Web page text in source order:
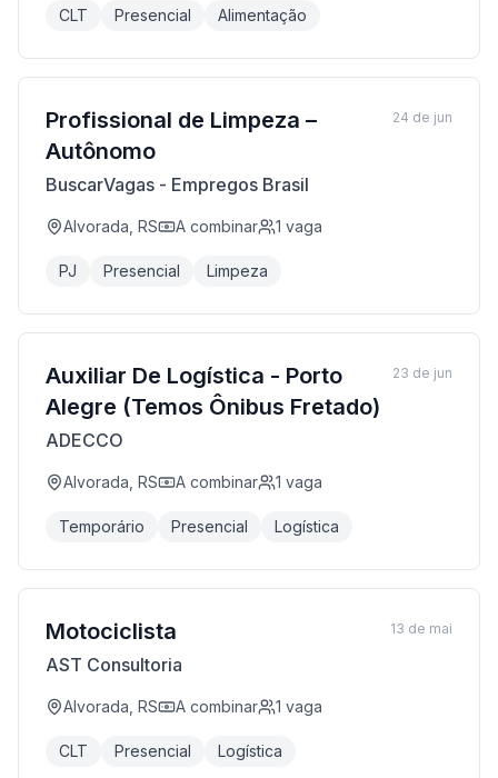
CLT Presencial Alimentação
Profissional de Limpeza –
Autônomo
BuscarVagas - Empregos Brasil
Alvorada, RS A combinar 1 vaga
PJ Presencial Limpeza
24 de jun
Auxiliar De Logística - Porto
Alegre (Temos Ônibus Fretado)
ADECCO
Alvorada, RS A combinar 1 vaga
Temporário Presencial Logística
23 de jun
Motociclista
AST Consultoria
Alvorada, RS A combinar 1 vaga
CLT Presencial Logística
13 de mai